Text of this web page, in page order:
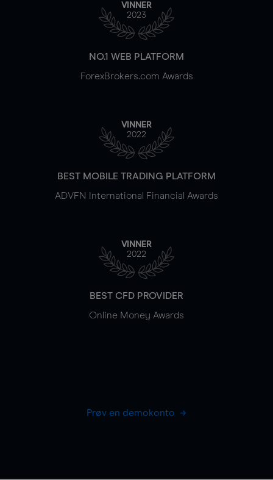
VINNER
2023
NO.1 WEB PLATFORM
ForexBrokers.com Awards
VINNER
2022
BEST MOBILE TRADING PLATFORM
ADVFN International Financial Awards
VINNER
2022
BEST CFD PROVIDER
Online Money Awards
Prøv en demokonto